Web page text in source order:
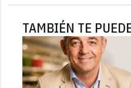
TAMBIÉN TE